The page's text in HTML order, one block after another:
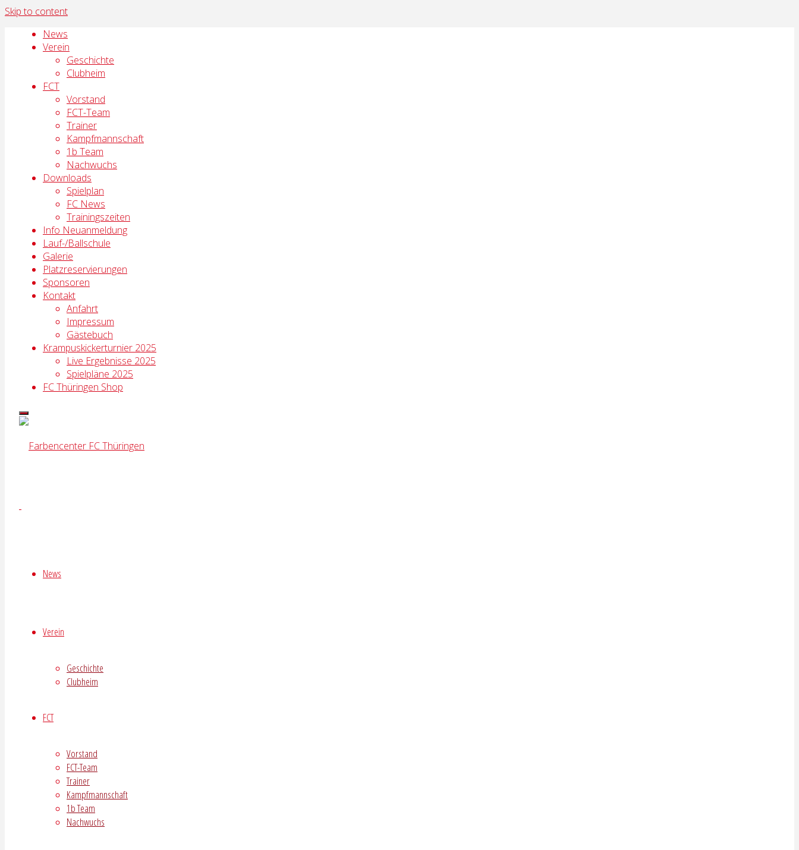
Skip to content
News
Verein
Geschichte
Clubheim
FCT
Vorstand
FCT-Team
Trainer
Kampfmannschaft
1b Team
Nachwuchs
Downloads
Spielplan
FC News
Trainingszeiten
Info Neuanmeldung
Lauf-/Ballschule
Galerie
Platzreservierungen
Sponsoren
Kontakt
Anfahrt
Impressum
Gästebuch
Krampuskickerturnier 2025
Live Ergebnisse 2025
Spielpläne 2025
FC Thüringen Shop
News
Verein
Geschichte
Clubheim
FCT
Vorstand
FCT-Team
Trainer
Kampfmannschaft
1b Team
Nachwuchs